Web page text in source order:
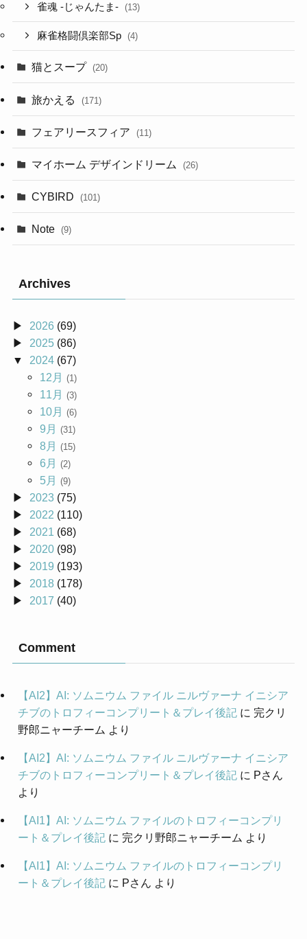
雀魂 -じゃんたま- (13)
麻雀格闘倶楽部Sp (4)
猫とスープ (20)
旅かえる (171)
フェアリースフィア (11)
マイホーム デザインドリーム (26)
CYBIRD (101)
Note (9)
Archives
2026 (69)
2025(86)
2024(67)
12月 (1)
11月 (3)
10月 (6)
9月 (31)
8月 (15)
6月 (2)
5月 (9)
2023(75)
2022 (110)
2021 (68)
2020(98)
2019 (193)
2018(178)
2017 (40)
Comment
【AI2】AI: ソムニウム ファイル ニルヴァーナ イニシア
チブのトロフィーコンプリート＆プレイ後記に 完クリ
野郎ニャーチーム より
【AI2】AI: ソムニウム ファイル ニルヴァーナ イニシア
チブのトロフィーコンプリート＆プレイ後記に Pさん
より
【AI1】AI: ソムニウム ファイルのトロフィーコンプリ
ート＆プレイ後記に 完クリ野郎ニャーチーム より
【AI1】AI: ソムニウム ファイルのトロフィーコンプリ
ート＆プレイ後記に Pさん より